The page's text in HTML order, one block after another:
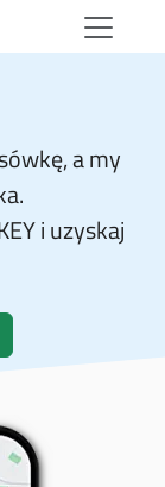
a my
i uzyskaj